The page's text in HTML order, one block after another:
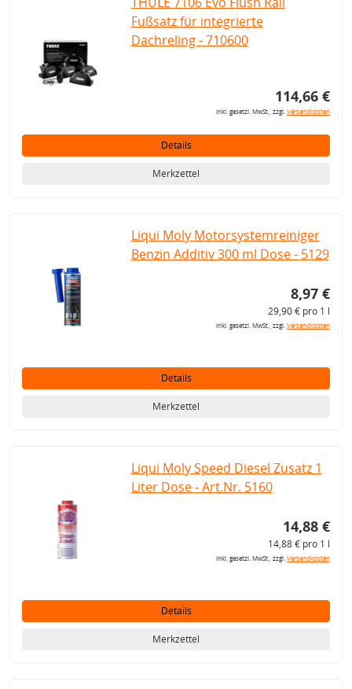
Fußsatz für integrierte
Dachreling - 710600
114,66 €
inkl. gesetzl. MwSt., zzgl.Versandkosten
Details
Merkzettel
Liqui Moly Motorsystemreiniger
Benzin Additiv 300 ml Dose - 5129
8,97 €
29,90 € pro 1 l
inkl. gesetzl. MwSt., zzgl.Versandkosten
Details
Merkzettel
Liqui Moly Speed Diesel Zusatz 1
Liter Dose - Art.Nr. 5160
14,88 €
14,88 € pro 1 l
inkl. gesetzl. MwSt., zzgl.Versandkosten
Details
Merkzettel